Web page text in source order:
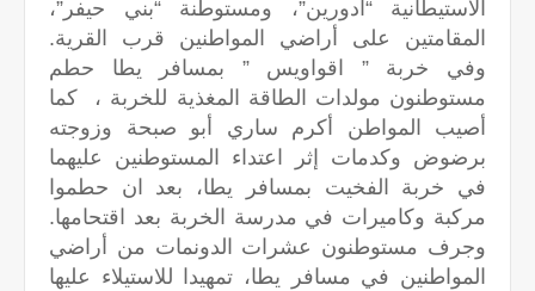
الاستيطانية “ادورين”، ومستوطنة “بني حيفر”،
المقامتين على أراضي المواطنين قرب القرية.
وفي خربة ” اقواويس ” بمسافر يطا حطم
مستوطنون مولدات الطاقة المغذية للخربة ، كما
أصيب المواطن أكرم ساري أبو صبحة وزوجته
برضوض وكدمات إثر اعتداء المستوطنين عليهما
في خربة الفخيت بمسافر يطا، بعد ان حطموا
مركبة وكاميرات في مدرسة الخربة بعد اقتحامها.
وجرف مستوطنون عشرات الدونمات من أراضي
المواطنين في مسافر يطا، تمهيدا للاستيلاء عليها